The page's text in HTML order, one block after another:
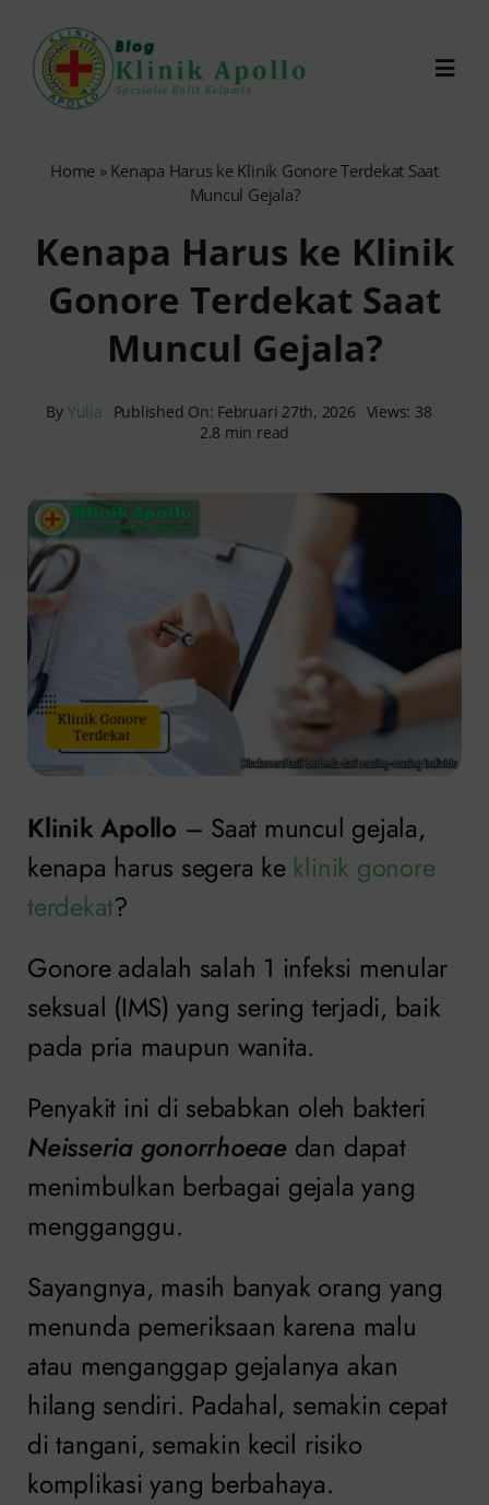
content
Reservasi Online
Home » Kenapa Harus ke Klinik Gonore Terdekat Saat
Muncul Gejala?
Kenapa Harus ke Klinik
Gonore Terdekat Saat
Muncul Gejala?
By Yulia Published On: Februari 27th, 2026 Views: 38
2.8 min read
Klinik Apollo – Saat muncul gejala,
kenapa harus segera ke klinik gonore
terdekat?
Gonore adalah salah 1 infeksi menular
seksual (IMS) yang sering terjadi, baik
pada pria maupun wanita.
Penyakit ini di sebabkan oleh bakteri
Neisseria gonorrhoeaedan dapat
menimbulkan berbagai gejala yang
mengganggu.
Sayangnya, masih banyak orang yang
menunda pemeriksaan karena malu
atau menganggap gejalanya akan
hilang sendiri. Padahal, semakin cepat
di tangani, semakin kecil risiko
komplikasi yang berbahaya.